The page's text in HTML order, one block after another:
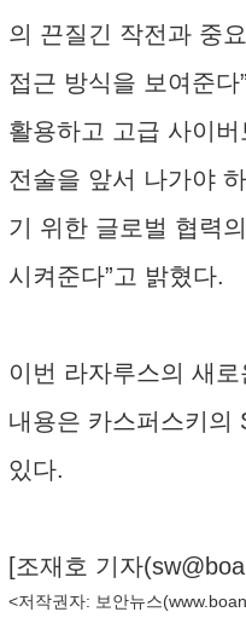
의 끈질긴 작전과 중
접근 방식을 보여준다
활용하고 고급 사이
전술을 앞서 나가야
기 위한 글로벌 협력
시켜준다”고 밝혔다.
이번 라자루스의 새
내용은 카스퍼스키의
있다.
[조재호 기자(
<저작권자: 보안뉴스(